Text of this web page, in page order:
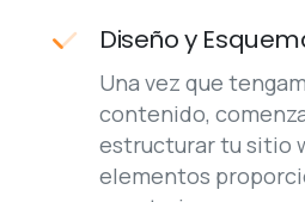
Una vez que
contenido,
estructurar tu sitio
elementos
construiremos un
refleje tu visión.